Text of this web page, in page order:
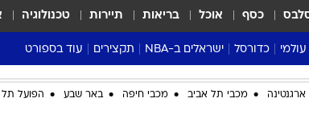
כסף אוכל בריאות תיירות טכנולוגיה
כדורסל
ליגת העל
ישראלים ב-NBA
דני אבדיה
תקצירים עוד בספורט
מונדיאל 2026
NBA
ארגנטינה מכבי תל אביב מכבי חיפה באר שבע הפועל תל